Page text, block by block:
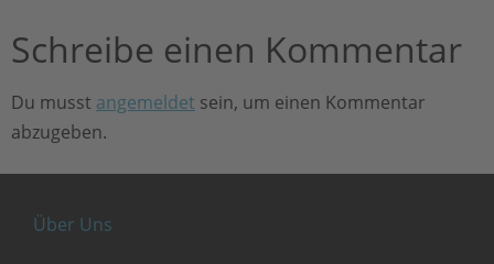
Schreibe einen Kommentar
Du musst angemeldet sein, um einen Kommentar
abzugeben.
Über Uns